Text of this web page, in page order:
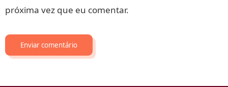
próxima vez que eu comentar.